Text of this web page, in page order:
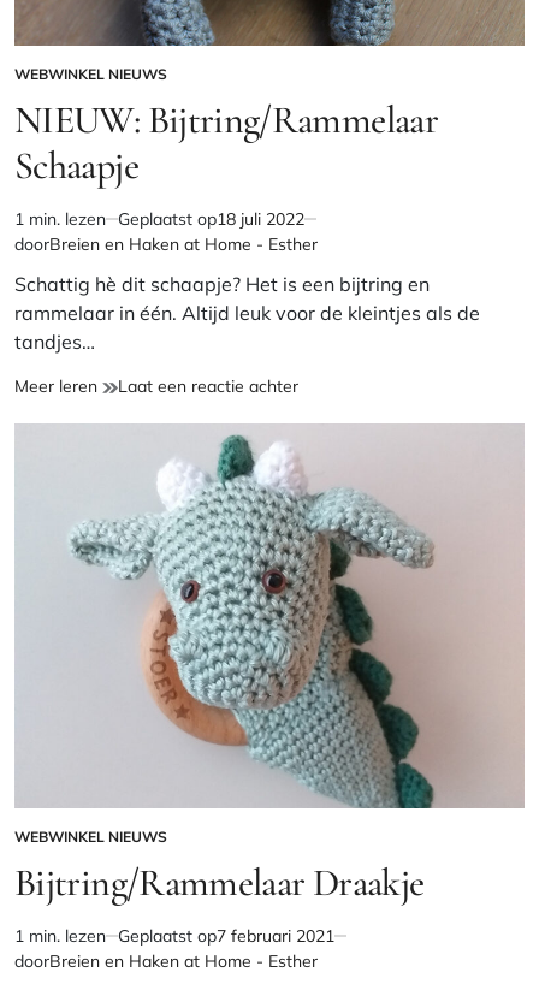
GEPLAATST
IN
WEBWINKEL NIEUWS
NIEUW: Bijtring/Rammelaar
Schaapje
Geschatte
leestijd
1 min. lezen Geplaatst op18 juli 2022
doorBreien en Haken at Home - Esther
Schattig hè dit schaapje? Het is een bijtring en
rammelaar in één. Altijd leuk voor de kleintjes als de
tandjes…
Meer leren NIEUW:
Laat een reactie achterop
Schaapje
GEPLAATST
IN
WEBWINKEL NIEUWS
Bijtring/Rammelaar Draakje
Geschatte
leestijd
1 min. lezen Geplaatst op7 februari 2021
doorBreien en Haken at Home - Esther